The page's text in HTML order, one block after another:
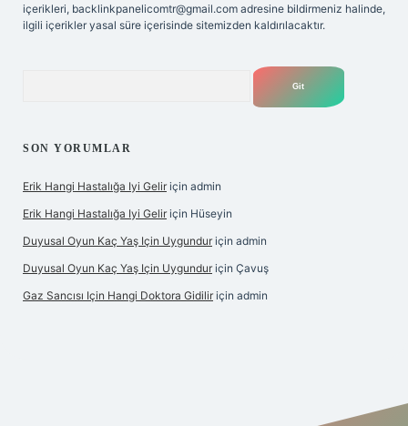
içerikleri, backlinkpanelicomtr@gmail.com adresine bildirmeniz halinde,
ilgili içerikler yasal süre içerisinde sitemizden kaldırılacaktır.
SON YORUMLAR
Erik Hangi Hastalığa Iyi Gelir için admin
Erik Hangi Hastalığa Iyi Gelir için Hüseyin
Duyusal Oyun Kaç Yaş Için Uygundur için admin
Duyusal Oyun Kaç Yaş Için Uygundur için Çavuş
Gaz Sancısı Için Hangi Doktora Gidilir için admin